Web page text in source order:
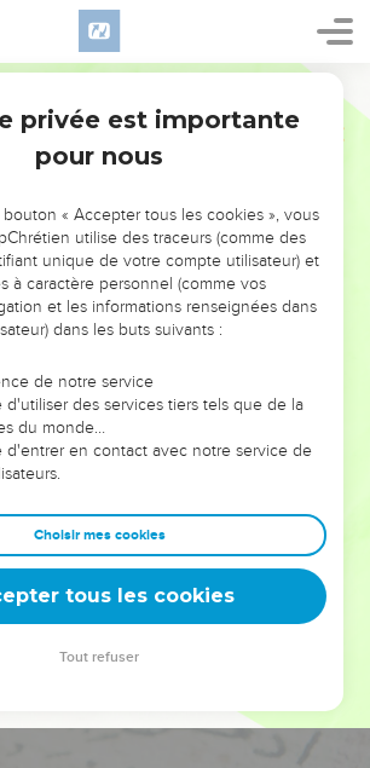
PAS L’ÉVÉNEMENT
DE L’ANNÉE !
POUVAIENT VOUS ÉVITER LES
VOTRES ?
Mais on voit moins les doutes, les erreurs
qu'ils ont traversés, alors même que ce
elles qui les ont façonnés.
leaders, entrepreneurs, et responsables
avec plus de sagesse afin que leurs erreurs
Que vous guidiez un ministère, une
ou une famille, leur expérience est faite
privée est importante
pour nous
« Accepter tous les cookies », vous
utilise des traceurs (comme des
unique de votre compte utilisateur) et
à caractère personnel (comme vos
et les informations renseignées dans
dans les buts suivants :
de notre service
d'utiliser des services tiers tels que de la
du monde…
d'entrer en contact avec notre service de
Choisir mes cookies
tous les cookies
Tout refuser